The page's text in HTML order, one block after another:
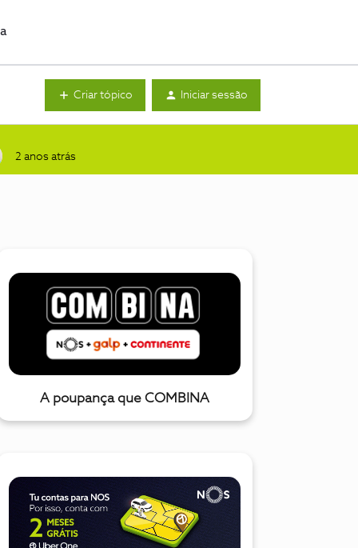
Criar tópico Iniciar sessão
2 anos atrás
A poupança que COMBINA